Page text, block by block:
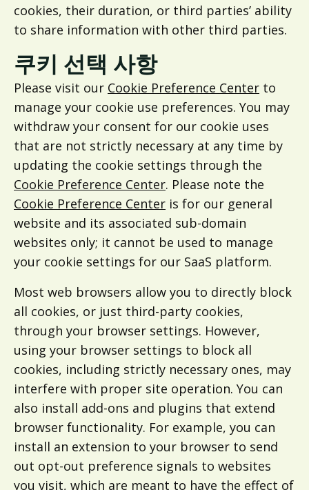
cookies, their duration, or third parties’ ability
to share information with other third parties.
쿠키 선택 사항
Please visit our Cookie Preference Center to
manage your cookie use preferences. You may
withdraw your consent for our cookie uses
that are not strictly necessary at any time by
updating the cookie settings through the
Cookie Preference Center. Please note the
Cookie Preference Center is for our general
website and its associated sub-domain
websites only; it cannot be used to manage
your cookie settings for our SaaS platform.
Most web browsers allow you to directly block
all cookies, or just third-party cookies,
through your browser settings. However,
using your browser settings to block all
cookies, including strictly necessary ones, may
interfere with proper site operation. You can
also install add-ons and plugins that extend
browser functionality. For example, you can
install an extension to your browser to send
out opt-out preference signals to websites
you visit, which are meant to have the effect of